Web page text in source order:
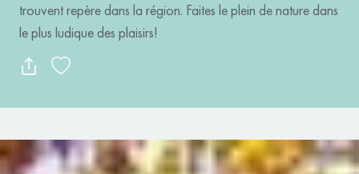
trouvent repère dans la région. Faites le plein de nature dans
le plus ludique des plaisirs!